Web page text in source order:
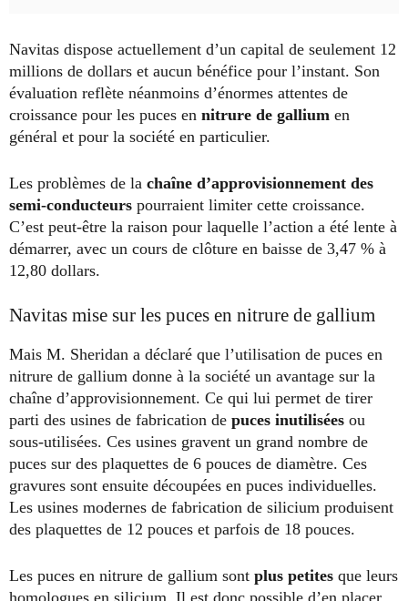
Navitas dispose actuellement d’un capital de seulement 12
millions de dollars et aucun bénéfice pour l’instant. Son
évaluation reflète néanmoins d’énormes attentes de
croissance pour les puces en nitrure de gallium en
général et pour la société en particulier.
Les problèmes de la chaîne d’approvisionnement des
semi-conducteurs pourraient limiter cette croissance.
C’est peut-être la raison pour laquelle l’action a été lente à
démarrer, avec un cours de clôture en baisse de 3,47 % à
12,80 dollars.
Navitas mise sur les puces en nitrure de gallium
Mais M. Sheridan a déclaré que l’utilisation de puces en
nitrure de gallium donne à la société un avantage sur la
chaîne d’approvisionnement. Ce qui lui permet de tirer
parti des usines de fabrication de puces inutilisées ou
sous-utilisées. Ces usines gravent un grand nombre de
puces sur des plaquettes de 6 pouces de diamètre. Ces
gravures sont ensuite découpées en puces individuelles.
Les usines modernes de fabrication de silicium produisent
des plaquettes de 12 pouces et parfois de 18 pouces.
Les puces en nitrure de gallium sont plus petites que leurs
homologues en silicium. Il est donc possible d’en placer